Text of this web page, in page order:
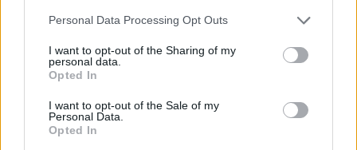
Personal Data Processing Opt Outs
I want to opt-out of the Sharing of my
personal data.
Opted In
I want to opt-out of the Sale of my
Personal Data.
Opted In
tartozik, melynek olvasása előfizetéses
regisztrációhoz kötött.
Az előfizetés a következőket tartalmazza:
Kötéslisták: BÉT elmúlt 2 év napon belüli
kötéslistái